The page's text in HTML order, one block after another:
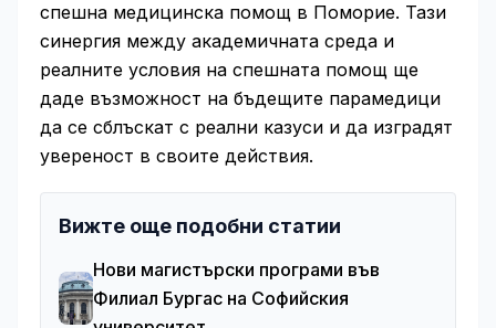
спешна медицинска помощ в Поморие. Тази
синергия между академичната среда и
реалните условия на спешната помощ ще
даде възможност на бъдещите парамедици
да се сблъскат с реални казуси и да изградят
увереност в своите действия.
Вижте още подобни статии
Нови магистърски програми във
Филиал Бургас на Софийския